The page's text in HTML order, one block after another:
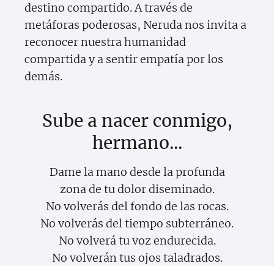
destino compartido. A través de
metáforas poderosas, Neruda nos invita a
reconocer nuestra humanidad
compartida y a sentir empatía por los
demás.
Sube a nacer conmigo,
hermano...
Dame la mano desde la profunda
zona de tu dolor diseminado.
No volverás del fondo de las rocas.
No volverás del tiempo subterráneo.
No volverá tu voz endurecida.
No volverán tus ojos taladrados.